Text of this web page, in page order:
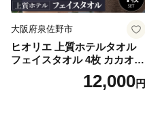
大阪府泉佐野市
ヒオリエ 上質ホテルタオル
フェイスタオル 4枚 カカオ
【タオル 泉州タオル 吸水 普
段使い 無地 シンプル 日用品
12,000円